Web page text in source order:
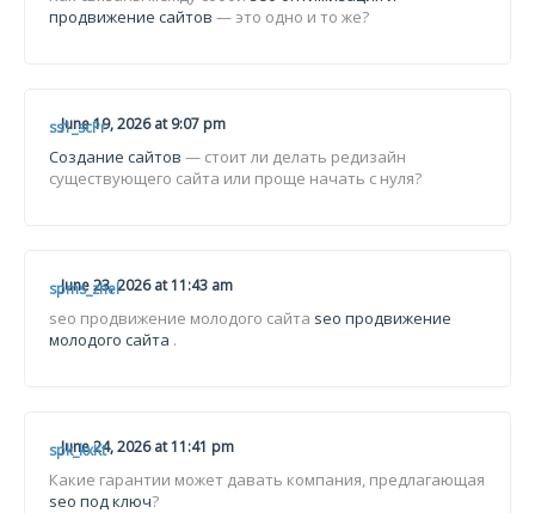
продвижение сайтов — это одно и то же?
ss1_scPr
June 19, 2026 at 9:07 pm
Создание сайтов — стоит ли делать редизайн
существующего сайта или проще начать с нуля?
spms_zhel
June 23, 2026 at 11:43 am
seo продвижение молодого сайта seo продвижение
молодого сайта .
spk_kxKt
June 24, 2026 at 11:41 pm
Какие гарантии может давать компания, предлагающая
seo под ключ?